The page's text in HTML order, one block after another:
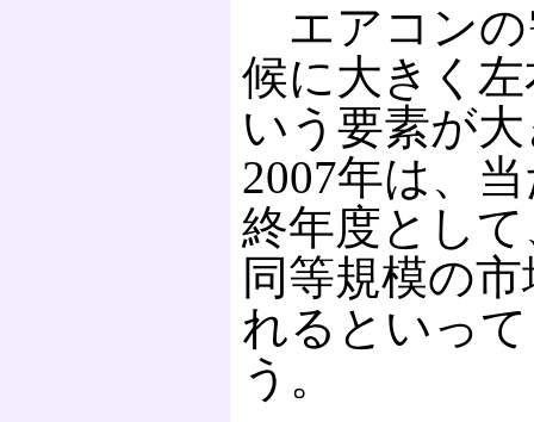
エアコンの
候に大きく
いう要素が
2007年は、
終年度とし
同等規模の
れるといっ
う。